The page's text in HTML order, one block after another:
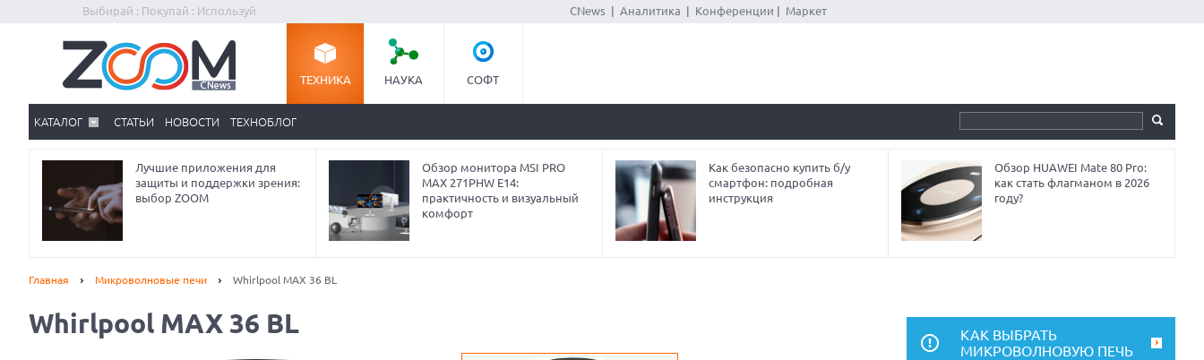
Выбирай : Покупай : Используй CNews| Аналитика Конференции Маркет
ТЕХНИКА НАУКА СОФТ
КАТАЛОГ СТАТЬИ НОВОСТИ ТЕХНОБЛОГ
Лучшие приложения для
защиты и поддержки зрения:
выбор ZOOM
Обзор монитора MSI PRO
MAX 271PHW E14:
практичность и визуальный
комфорт
Как безопасно купить б/у
смартфон: подробная
инструкция
Обзор HUAWEI Mate 80 Pro:
как стать флагманом в 2026
году?
Главная Микроволновые печи Whirlpool MAX 36 BL
Whirlpool MAX 36 BL
КАК ВЫБРАТЬ
МИКРОВОЛНОВУЮ ПЕЧЬ